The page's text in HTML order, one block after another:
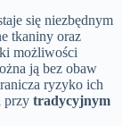
się niezbędnym
tkaniny oraz
możliwości
ją bez obaw
ryzyko ich
przy tradycyjnym